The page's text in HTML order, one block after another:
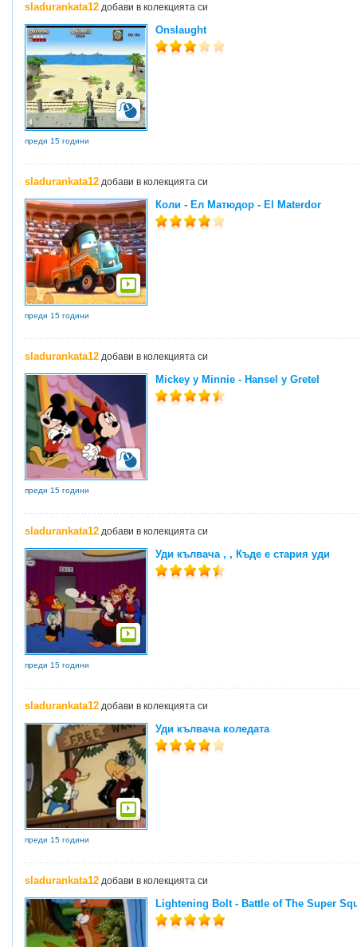
sladurankata12 добави в колекцията си
Onslaught
преди 15 години
sladurankata12 добави в колекцията си
Коли - Ел Матюдор - El Materdor
преди 15 години
sladurankata12 добави в колекцията си
Mickey y Minnie - Hansel y Gretel
преди 15 години
sladurankata12 добави в колекцията си
Уди кълвача , , Къде е стария уди
преди 15 години
sladurankata12 добави в колекцията си
Уди кълвача коледата
преди 15 години
sladurankata12 добави в колекцията си
Lightening Bolt - Battle of The Super